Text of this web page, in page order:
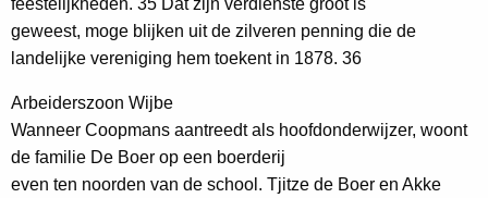
geweest, moge blijken uit de zilveren penning die de
landelijke vereniging hem toekent in 1878. 36
Arbeiderszoon Wijbe
Wanneer Coopmans aantreedt als hoofdonderwijzer, woont
de familie De Boer op een boerderij
even ten noorden van de school. Tjitze de Boer en Akke